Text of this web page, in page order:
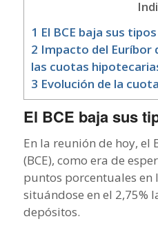
1 El BCE baja sus
2 Impacto del Euríbor
las cuotas
3 Evolución de la
El BCE baja sus
En la reunión de hoy, el
(BCE), como era de
puntos porcentuales en
situándose en el 2,75%
depósitos.